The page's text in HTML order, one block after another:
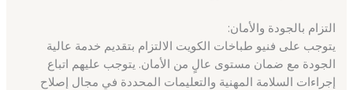
التزام بالجودة والأمان:
يتوجب على فنيو طباخات الكويت الالتزام بتقديم خدمة عالية
الجودة مع ضمان مستوى عالٍ من الأمان. يتوجب عليهم اتباع
إجراءات السلامة المهنية والتعليمات المحددة في مجال إصلاح